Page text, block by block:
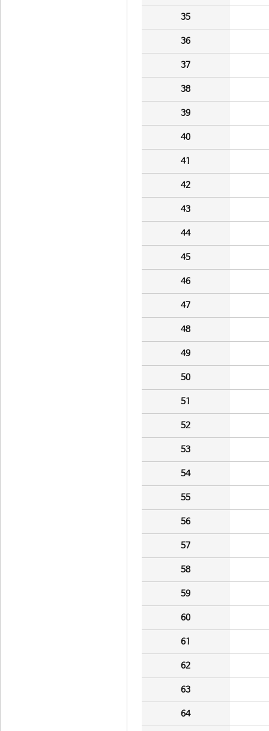
35
36
37
38
39
40
41
42
43
44
45
46
47
48
49
50
51
52
53
54
55
56
57
58
59
60
61
62
63
64